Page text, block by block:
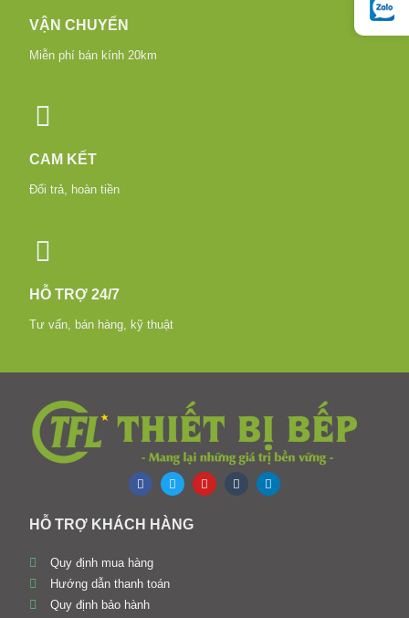
VẬN CHUYỂN
Miễn phí bán kính 20km
CAM KẾT
Đổi trả, hoàn tiền
HỖ TRỢ 24/7
Tư vấn, bán hàng, kỹ thuật
HỖ TRỢ KHÁCH HÀNG
Quy định mua hàng
Hướng dẫn thanh toán
Quy định bảo hành